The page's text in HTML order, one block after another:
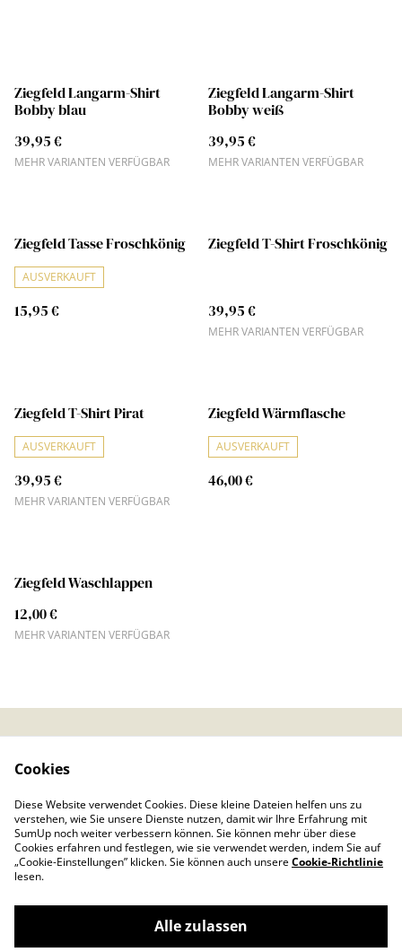
Ziegfeld Langarm-Shirt
Bobby blau
39,95 €
MEHR VARIANTEN VERFÜGBAR
Ziegfeld Langarm-Shirt
Bobby weiß
39,95 €
MEHR VARIANTEN VERFÜGBAR
Ziegfeld Tasse Froschkönig
AUSVERKAUFT
15,95 €
Ziegfeld T-Shirt Froschkönig
39,95 €
MEHR VARIANTEN VERFÜGBAR
Ziegfeld T-Shirt Pirat
AUSVERKAUFT
39,95 €
MEHR VARIANTEN VERFÜGBAR
Ziegfeld Wärmflasche
AUSVERKAUFT
46,00 €
Ziegfeld Waschlappen
12,00 €
MEHR VARIANTEN VERFÜGBAR
ngen von SumUp
Impressum
Cookies
Diese Website verwendet Cookies. Diese kleine Dateien helfen uns zu
verstehen, wie Sie unsere Dienste nutzen, damit wir Ihre Erfahrung mit
SumUp noch weiter verbessern können. Sie können mehr über diese
Cookies erfahren und festlegen, wie sie verwendet werden, indem Sie auf
„Cookie-Einstellungen” klicken. Sie können auch unsereCookie-Richtlinie
lesen.
Alle zulassen